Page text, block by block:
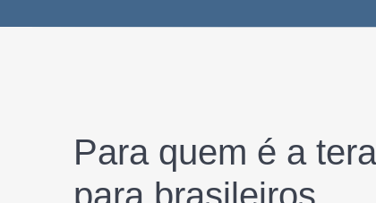
Para quem é a
para brasileiros